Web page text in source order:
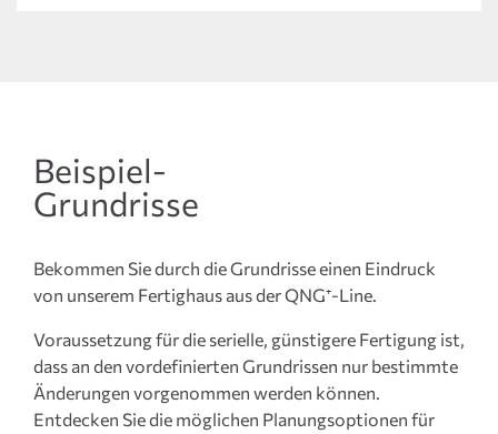
Beispiel-
Grundrisse
Bekommen Sie durch die Grundrisse einen Eindruck
von unserem Fertighaus aus der QNG⁺-Line.
Voraussetzung für die serielle, günstigere Fertigung ist,
dass an den vordefinierten Grundrissen nur bestimmte
Änderungen vorgenommen werden können.
Entdecken Sie die möglichen Planungsoptionen für